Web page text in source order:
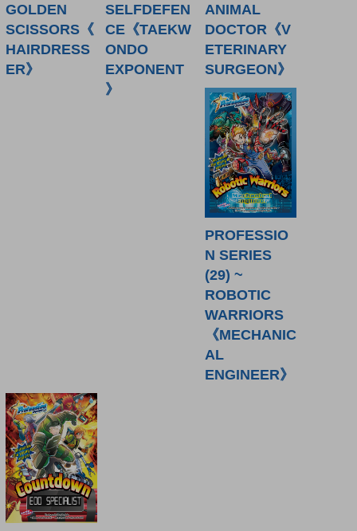
GOLDEN
SCISSORS《
HAIRDRESS
ER》
SELFDEFEN
CE《TAEKW
ONDO
EXPONENT
》
ANIMAL
DOCTOR《V
ETERINARY
SURGEON》
PROFESSIO
N SERIES
(29) ~
ROBOTIC
WARRIORS
《MECHANIC
AL
ENGINEER》